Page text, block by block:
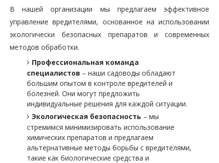
В нашей организации мы предлагаем эффективное
управление вредителями, основанное на использовании
экологически безопасных препаратов и современных
методов обработки.
Профессиональная команда
специалистов – наши садоводы обладают
большим опытом в контроле вредителей и
болезней. Они могут предложить
индивидуальные решения для каждой ситуации.
Экологическая безопасность – мы
стремимся минимизировать использование
химических препаратов и предлагаем
альтернативные методы борьбы с вредителями,
такие как биологические средства и